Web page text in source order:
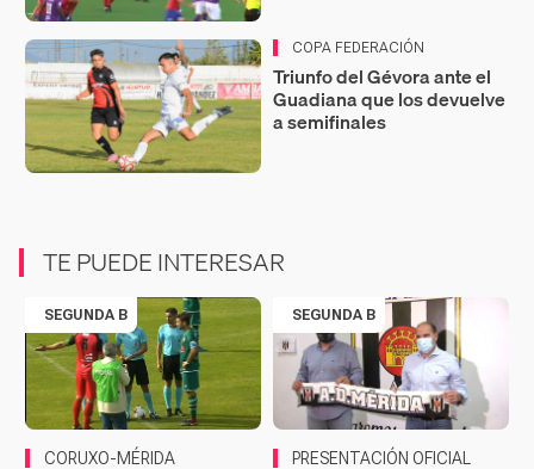
COPA FEDERACIÓN
Triunfo del Gévora ante el
Guadiana que los devuelve
a semifinales
TE PUEDE INTERESAR
SEGUNDA B
CORUXO-MÉRIDA
SEGUNDA B
PRESENTACIÓN OFICIAL